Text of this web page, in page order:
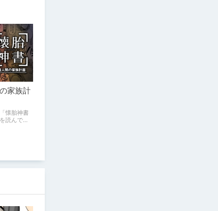
家族計
懐胎神書
読んでみ
ポイント